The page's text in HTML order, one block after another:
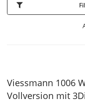
Viessmann 1006
Vollversion mit